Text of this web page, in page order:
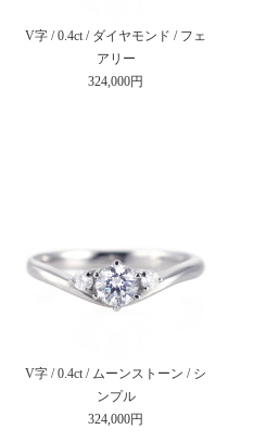
V字 / 0.4ct / ダイヤモンド / フェ
アリー
324,000円
V字 / 0.4ct / ムーンストーン / シ
ンプル
324,000円